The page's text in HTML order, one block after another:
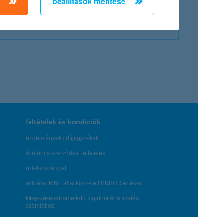
feltételek és kondíciók
hirdetmények / díjjegyzékek
általános szerződési feltételek
üzletszabályzat
aktuális, MNB által közzétett BUBOR értékek
kifejezéseket ismertető fogalomtár a fizetési
számlához